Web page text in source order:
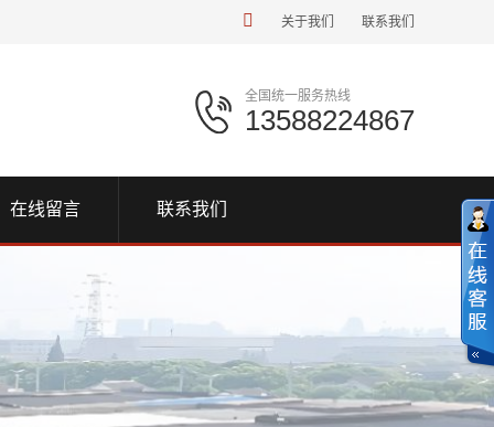
关于我们 联系我们
全国统一服务热线
13588224867
在线留言 联系我们